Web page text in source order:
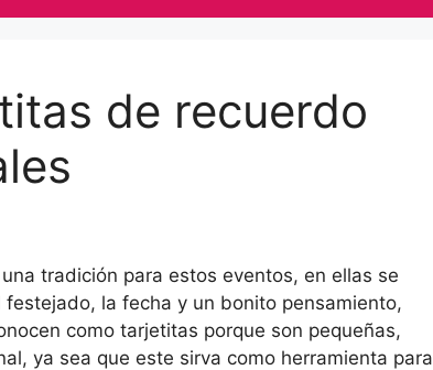
de recuerdo
tradición para estos eventos, en ellas se
la fecha y un bonito pensamiento,
como tarjetitas porque son pequeñas,
ya sea que este sirva como herramienta para